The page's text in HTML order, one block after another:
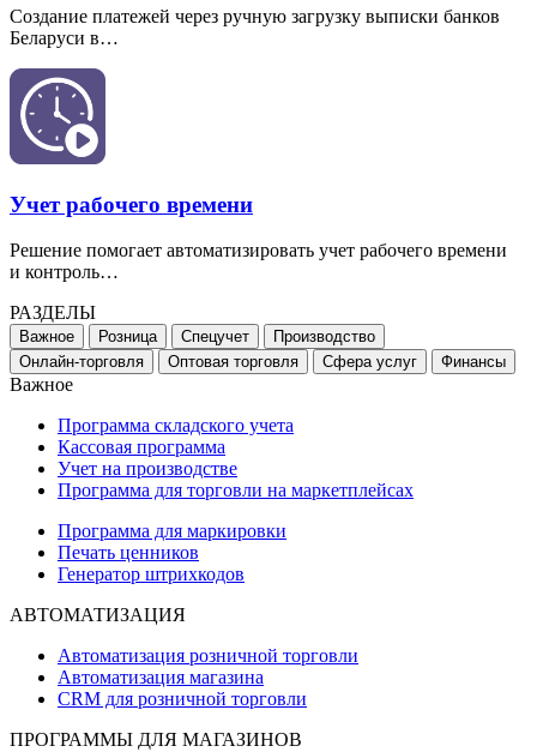
Создание платежей через ручную загрузку выписки банков
Беларуси в…
Учет рабочего времени
Решение помогает автоматизировать учет рабочего времени
и контроль…
РАЗДЕЛЫ
Важное Розница Спецучет
Производство
Онлайн-торговля
Оптовая торговля Сфера услуг Финансы
Важное
Программа складского учета
Кассовая программа
Учет на производстве
Программа для торговли на маркетплейсах
Программа для маркировки
Печать ценников
Генератор штрихкодов
АВТОМАТИЗАЦИЯ
Автоматизация розничной торговли
Автоматизация магазина
CRM для розничной торговли
ПРОГРАММЫ ДЛЯ МАГАЗИНОВ